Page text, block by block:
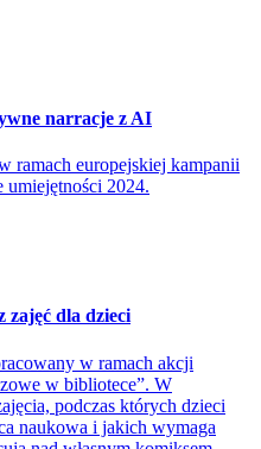
narracje z AI
ramach europejskiej kampanii
2024.
zajęć dla dzieci
w ramach akcji
w bibliotece”. W
podczas których dzieci
naukowa i jakich wymaga